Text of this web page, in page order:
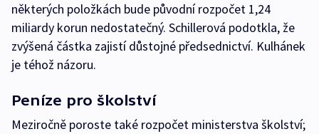
některých položkách bude původní rozpočet 1,24
miliardy korun nedostatečný. Schillerová podotkla, že
zvýšená částka zajistí důstojné předsednictví. Kulhánek
je téhož názoru.
Peníze pro školství
Meziročně poroste také rozpočet ministerstva školství;